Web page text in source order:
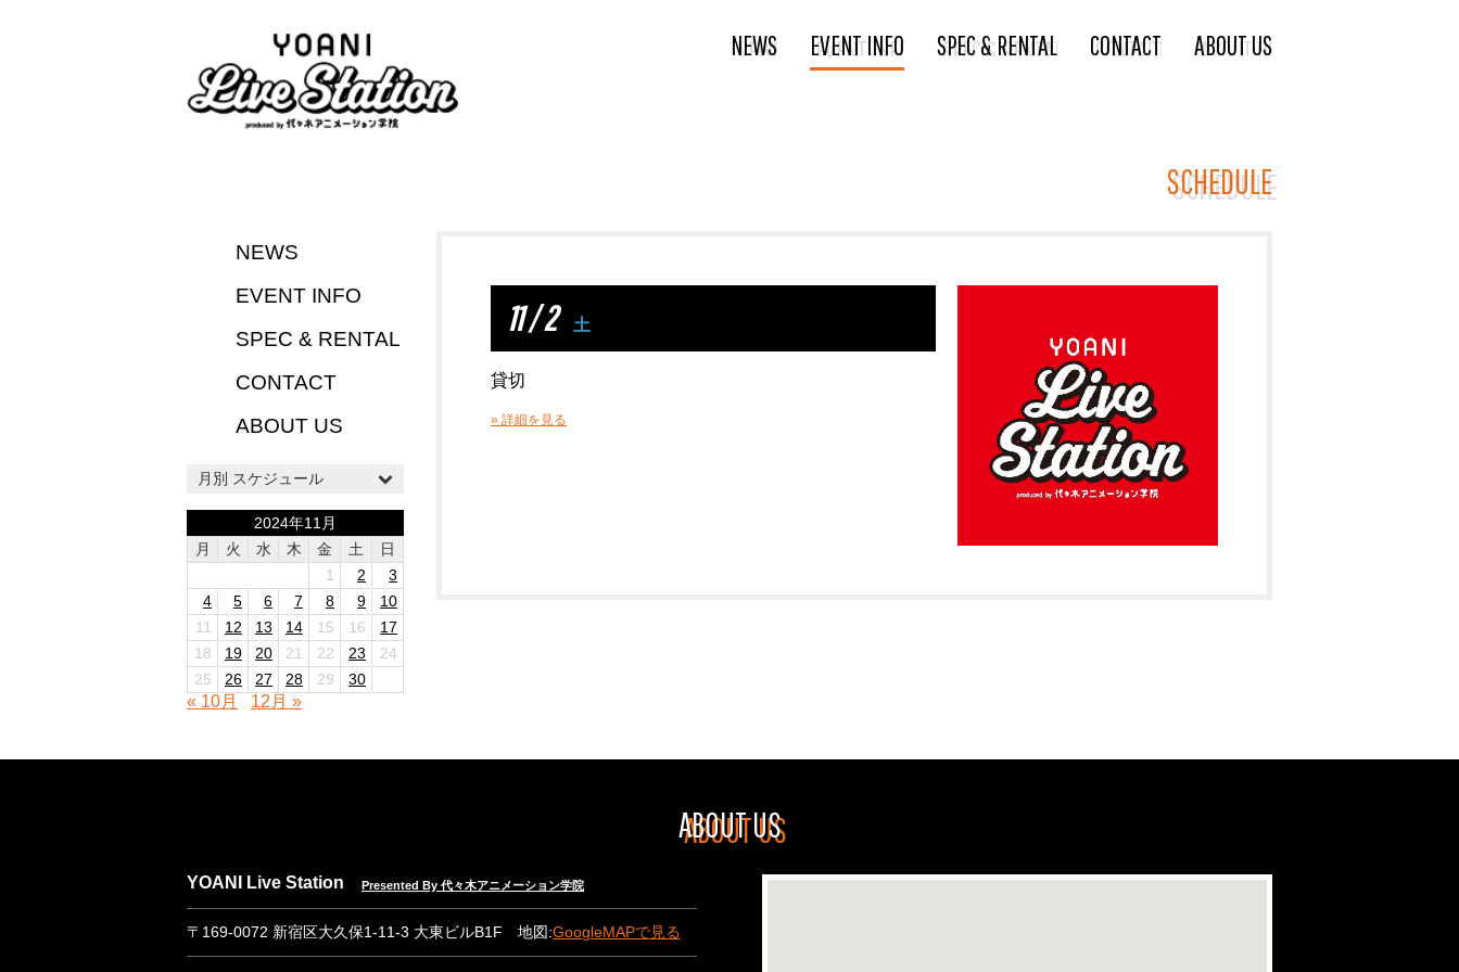
NEWS EVENT INFO SPEC & RENTAL CONTACT ABOUT US
SCHEDULE
NEWS
EVENT INFO
SPEC & RENTAL
CONTACT
ABOUT US
月別 スケジュール
2024年11月
月
火 水 木 金 土
日
1
2
3
4
5 6 7 8 9
10
11
12 13 14 15 16
17
18
19 20 21 22 23
24
25
26 27 28 29 30
« 10月 12月 »
11 / 2 土
貸切
» 詳細を見る
ABOUT US
YOANI Live Station Presented By 代々木アニメーション学院
〒169-0072 新宿区大久保1-11-3 大東ビルB1F 地図:GoogleMAPで見る